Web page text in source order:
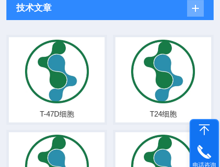
技术文章
T-47D细胞 T24细胞
电话咨询